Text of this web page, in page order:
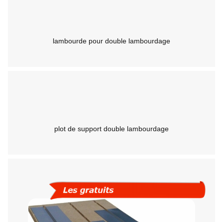
lambourde pour double lambourdage
plot de support double lambourdage